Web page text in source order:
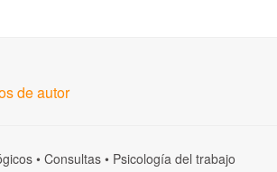
de autor
• Consultas • Psicología del trabajo